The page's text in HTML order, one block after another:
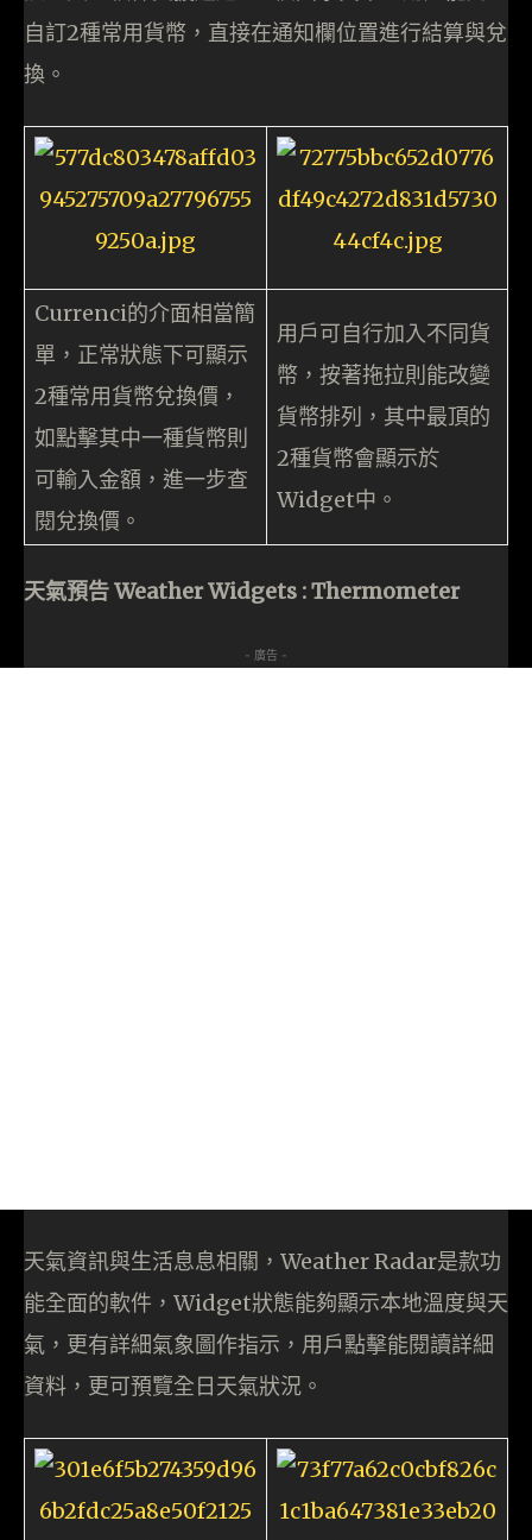
自訂2種常用貨幣，直接在通知欄位置進行結算與兌
換。
Currenci的介面相當簡
單，正常狀態下可顯示
2種常用貨幣兌換價，
如點擊其中一種貨幣則
可輸入金額，進一步查
閱兌換價。
用戶可自行加入不同貨
幣，按著拖拉則能改變
貨幣排列，其中最頂的
2種貨幣會顯示於
Widget中。
天氣預告 Weather Widgets : Thermometer
- 廣告 -
天氣資訊與生活息息相關，Weather Radar是款功
能全面的軟件，Widget狀態能夠顯示本地溫度與天
氣，更有詳細氣象圖作指示，用戶點擊能閱讀詳細
資料，更可預覽全日天氣狀況。